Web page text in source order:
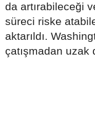
da artırabileceği
süreci riske
aktarıldı.
çatışmadan uzak